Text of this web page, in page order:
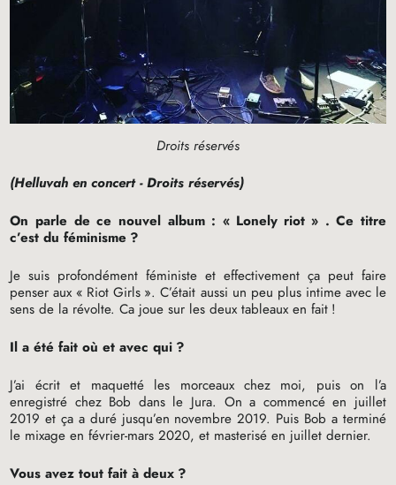
Droits réservés
(Helluvah en concert - Droits réservés)
On parle de ce nouvel album : « Lonely riot » . Ce titre
c’est du féminisme ?
Je suis profondément féministe et effectivement ça peut faire
penser aux « Riot Girls ». C’était aussi un peu plus intime avec le
sens de la révolte. Ca joue sur les deux tableaux en fait !
Il a été fait où et avec qui ?
J’ai écrit et maquetté les morceaux chez moi, puis on l’a
enregistré chez Bob dans le Jura. On a commencé en juillet
2019 et ça a duré jusqu’en novembre 2019. Puis Bob a terminé
le mixage en février-mars 2020, et masterisé en juillet dernier.
Vous avez tout fait à deux ?